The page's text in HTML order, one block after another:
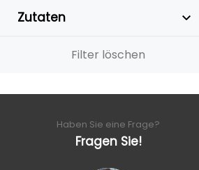
Zutaten
Filter löschen
Haben Sie eine Frage?
Fragen Sie!